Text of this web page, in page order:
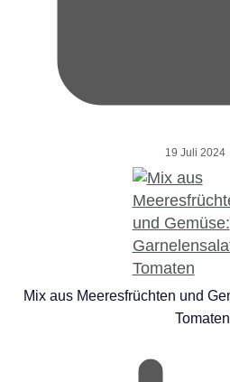
19 Juli 2024
Mix aus Meeresfrüchten und
Tomaten